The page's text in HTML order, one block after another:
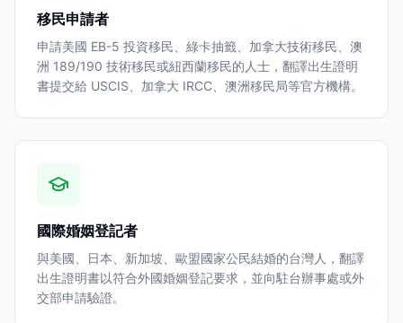
移民申請者
申請美國 EB-5 投資移民、綠卡抽籤、加拿大技術移民、澳
洲 189/190 技術移民或紐西蘭移民的人士，翻譯出生證明
書提交給 USCIS、加拿大 IRCC、澳洲移民局等官方機構。
國際婚姻登記者
與美國、日本、新加坡、歐盟國家公民結婚的台灣人，翻譯
出生證明書以符合外國婚姻登記要求，並向駐台辦事處或外
交部申請驗證。